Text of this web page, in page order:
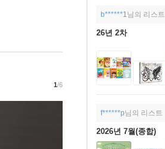
b******1님의 리스트
26년 2차
f******p님의 리스트
2026년 7월(종합)
1/6